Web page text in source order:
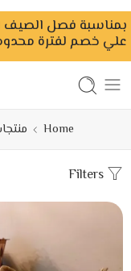
علي خصم لفترة
Home